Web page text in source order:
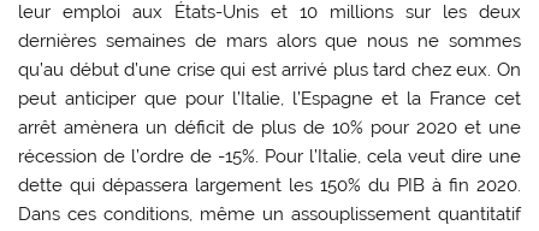
leur emploi aux États-Unis et 10 millions sur les deux
dernières semaines de mars alors que nous ne sommes
qu’au début d’une crise qui est arrivé plus tard chez eux. On
peut anticiper que pour l’Italie, l’Espagne et la France cet
arrêt amènera un déficit de plus de 10% pour 2020 et une
récession de l’ordre de -15%. Pour l’Italie, cela veut dire une
dette qui dépassera largement les 150% du PIB à fin 2020.
Dans ces conditions, même un assouplissement quantitatif